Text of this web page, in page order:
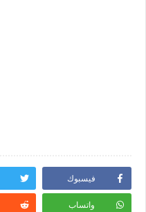
فيسبوك
واتساب